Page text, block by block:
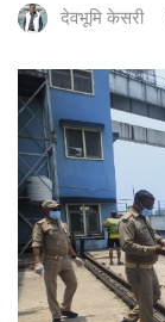
देवभूमि केसरी